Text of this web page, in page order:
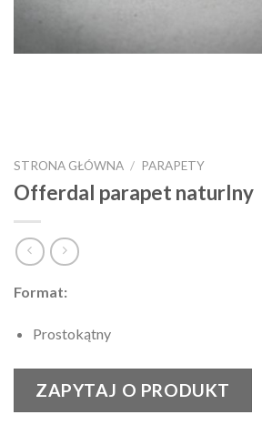
STRONA GŁÓWNA / PARAPETY
Offerdal parapet naturlny
Format:
Prostokątny
ZAPYTAJ O PRODUKT